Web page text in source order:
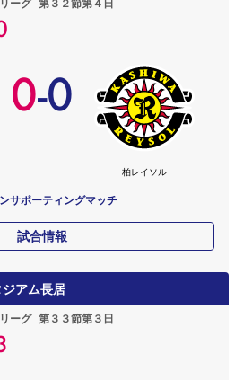
ーグ 第３２節第４日
0-0
柏レイソル
サポーティングマッチ
試合情報
アム長居
ーグ 第３３節第３日